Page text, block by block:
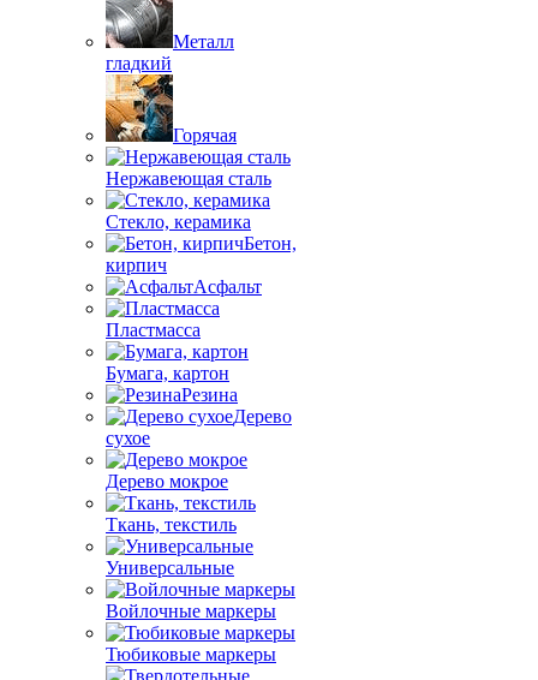
Металл
гладкий
Горячая
Нержавеющая сталь
Стекло, керамика
Бетон,
кирпич
Асфальт
Пластмасса
Бумага, картон
Резина
Дерево
сухое
Дерево мокрое
Ткань, текстиль
Универсальные
Войлочные маркеры
Тюбиковые маркеры